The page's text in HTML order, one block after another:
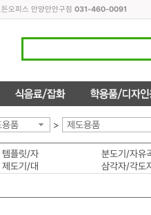
오피스 안양만안구점 031-460-0091
품 > 제도용품
템플릿/자
분도기/자유
제도기/대
삼각자/각도